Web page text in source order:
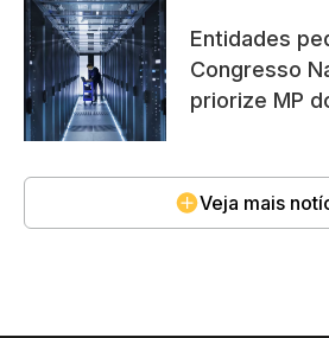
Entidades
Congresso
priorize MP
Veja mais